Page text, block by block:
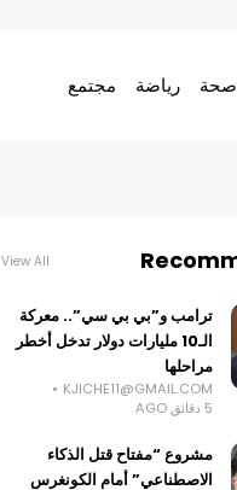
صحة رياضة مجتمع
View All
ترامب و”بي بي سي”.. معركة
الـ10 مليارات دولار تدخل أخطر
مراحلها
KJICHE11@GMAIL.COM
5 دقائق AGO
مشروع “مفتاح قتل الذكاء
الاصطناعي” أمام الكونغرس